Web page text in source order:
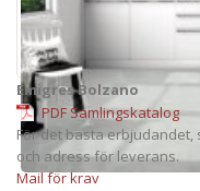
Emigres Bolzano
PDF Samlingskatalog
För det bästa erbjudandet,
och adress för leverans.
Mail för krav